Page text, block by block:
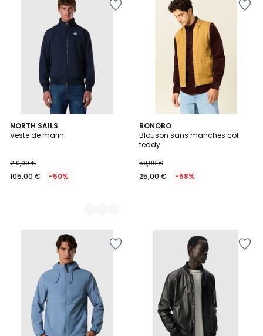
NORTH SAILS
Veste de marin
210,00 €
105,00 € -50%
3
Couleurs
BONOBO
Blouson sans manches col
teddy
59,99 €
25,00 € -58%